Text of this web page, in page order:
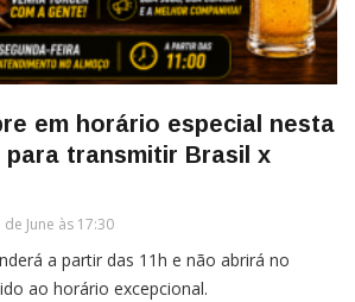
em horário especial nesta
para transmitir Brasil x
June às 17:30
a partir das 11h e não abrirá no
ao horário excepcional.